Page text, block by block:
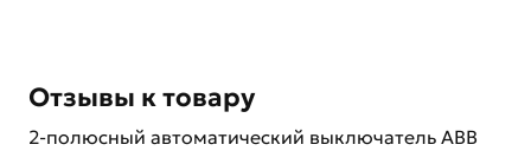
Отзывы к товару
2-полюсный автоматический выключатель ABB